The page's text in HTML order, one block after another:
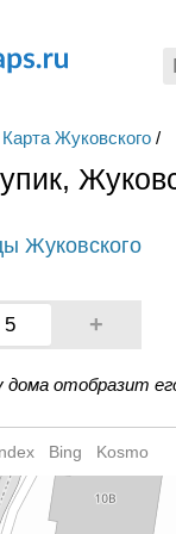
Карта Жуковского /
Жуковского
5 +
дома отобразит
Bing Kosmo